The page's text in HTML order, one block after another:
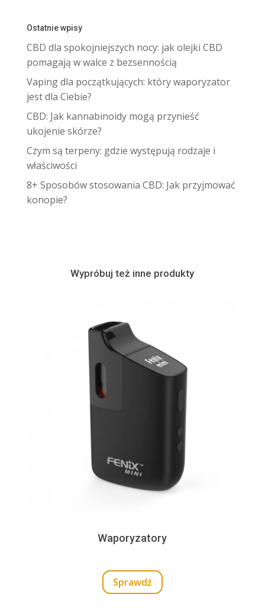
Ostatnie wpisy
CBD dla spokojniejszych nocy: jak olejki CBD
pomagają w walce z bezsennością
Vaping dla początkujących: który waporyzator
jest dla Ciebie?
CBD: Jak kannabinoidy mogą przynieść
ukojenie skórze?
Czym są terpeny: gdzie występują rodzaje i
właściwości
8+ Sposobów stosowania CBD: Jak przyjmować
konopie?
Wypróbuj też inne produkty
Waporyzatory
Sprawdź